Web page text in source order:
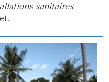
sanitaires